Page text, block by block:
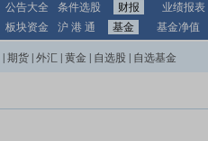
公告大全 条件选股 财报 业绩报表
板块资金 沪 港 通 基金 基金净值
期货 外汇 黄金 自选股 自选基金